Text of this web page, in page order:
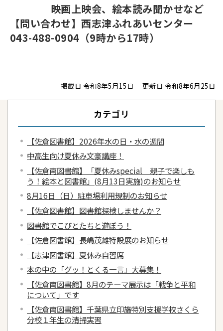
映画上映会、絵本読み聞かせなど
【問い合わせ】西志津ふれあいセンター
043-488-0904（9時から17時）
掲載日 令和8年5月15日 更新日 令和8年6月25日
カテゴリ
【佐倉図書館】2026年水の日・水の週間
中高生向け夏休み文豪講座！
【佐倉南図書館】「夏休みspecial 親子で楽しも
う！絵本と図書館」(8月13日実施)のお知らせ
8月16日（日）駐車場利用規制のお知らせ
【佐倉図書館】図書館探検しませんか？
図書館でこびとたちと遊ぼう！
【佐倉図書館】長嶋茂雄特設展のお知らせ
【志津図書館】夏休み自習席
本の中の「グッ！とくる一言」大募集！
【佐倉南図書館】8月のテーマ展示は「戦争と平和
について」です
【佐倉南図書館】千葉県立印旛特別支援学校さくら
分校１年生の清掃実習